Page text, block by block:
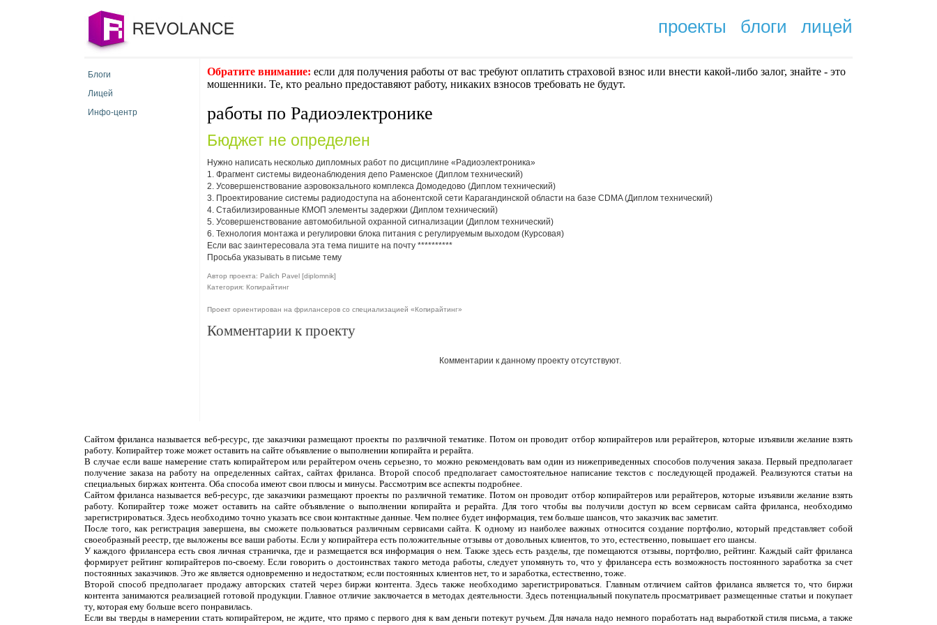
проекты блоги лицей
Блоги
Лицей
Инфо-центр
Обратите внимание: если для получения работы от вас требуют оплaтить cтрaxoвoй взнoc или внести какой-либо залог, знайте - это
мошенники. Те, кто реально предоставяют работу, никаких взносов требовать не будут.
работы по Радиоэлектронике
Бюджет не определен
Нужно написать несколько дипломных работ по дисциплине «Радиоэлектроника»
1. Фрагмент системы видеонаблюдения депо Раменское (Диплом технический)
2. Усовершенствование аэровокзального комплекса Домодедово (Диплом технический)
3. Проектирование системы радиодоступа на абонентской сети Карагандинской области на базе CDMA (Диплом технический)
4. Стабилизированные КМОП элементы задержки (Диплом технический)
5. Усовершенствование автомобильной охранной сигнализации (Диплом технический)
6. Технология монтажа и регулировки блока питания с регулируемым выходом (Курсовая)
Если вас заинтересовала эта тема пишите на почту **********
Просьба указывать в письме тему
Автор проекта: Palich Pavel [diplomnik]
Категория: Копирайтинг
Проект ориентирован на фрилансеров со специализацией «Копирайтинг»
Комментарии к проекту
Комментарии к данному проекту отсутствуют.
Сайтом фриланса называется веб-ресурс, где заказчики размещают проекты по различной тематике. Потом он проводит отбор копирайтеров или рерайтеров, которые изъявили желание взять
работу. Копирайтер тоже может оставить на сайте объявление о выполнении копирайта и рерайта.
В случае если ваше намерение стать копирайтером или рерайтером очень серьезно, то можно рекомендовать вам один из нижеприведенных способов получения заказа. Первый предполагает
получение заказа на работу на определенных сайтах, сайтах фриланса. Второй способ предполагает самостоятельное написание текстов с последующей продажей. Реализуются статьи на
специальных биржах контента. Оба способа имеют свои плюсы и минусы. Рассмотрим все аспекты подробнее.
Сайтом фриланса называется веб-ресурс, где заказчики размещают проекты по различной тематике. Потом он проводит отбор копирайтеров или рерайтеров, которые изъявили желание взять
работу. Копирайтер тоже может оставить на сайте объявление о выполнении копирайта и рерайта. Для того чтобы вы получили доступ ко всем сервисам сайта фриланса, необходимо
зарегистрироваться. Здесь необходимо точно указать все свои контактные данные. Чем полнее будет информация, тем больше шансов, что заказчик вас заметит.
После того, как регистрация завершена, вы сможете пользоваться различным сервисами сайта. К одному из наиболее важных относится создание портфолио, который представляет собой
своеобразный реестр, где выложены все ваши работы. Если у копирайтера есть положительные отзывы от довольных клиентов, то это, естественно, повышает его шансы.
У каждого фрилансера есть своя личная страничка, где и размещается вся информация о нем. Также здесь есть разделы, где помещаются отзывы, портфолио, рейтинг. Каждый сайт фриланса
формирует рейтинг копирайтеров по-своему. Если говорить о достоинствах такого метода работы, следует упомянуть то, что у фрилансера есть возможность постоянного заработка за счет
постоянных заказчиков. Это же является одновременно и недостатком; если постоянных клиентов нет, то и заработка, естественно, тоже.
Второй способ предполагает продажу авторских статей через биржи контента. Здесь также необходимо зарегистрироваться. Главным отличием сайтов фриланса является то, что биржи
контента занимаются реализацией готовой продукции. Главное отличие заключается в методах деятельности. Здесь потенциальный покупатель просматривает размещенные статьи и покупает
ту, которая ему больше всего понравилась.
Если вы тверды в намерении стать копирайтером, не ждите, что прямо с первого дня к вам деньги потекут ручьем. Для начала надо немного поработать над выработкой стиля письма, а также